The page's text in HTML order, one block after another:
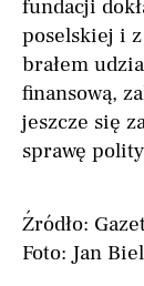
fundacji
poselskiej i
brałem
finansową,
jeszcze się
sprawę
Źródło:
Foto: Jan